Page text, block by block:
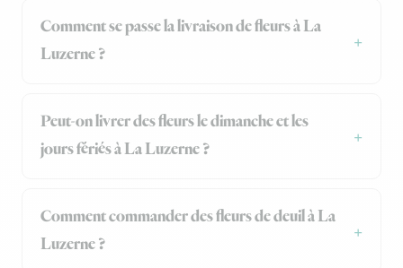
Comment se passe la livraison de fleurs à La
Luzerne ?
Peut-on livrer des fleurs le dimanche et les
jours fériés à La Luzerne ?
Comment commander des fleurs de deuil à La
Luzerne ?